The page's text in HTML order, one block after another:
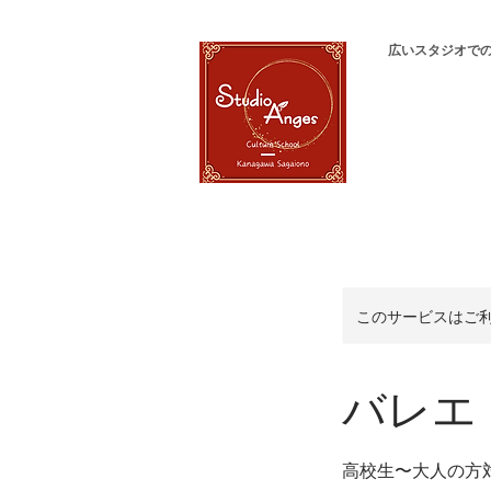
広いスタジオで
このサービスはご
バレエ
高校生〜大人の方